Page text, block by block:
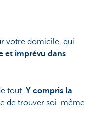
votre domicile, qui
et imprévu dans
tout.Y compris la
de trouver soi-même